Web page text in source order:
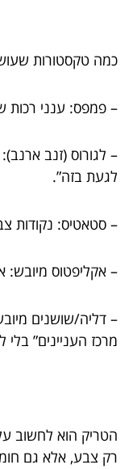
כמה טקסטורות
– פמפס: ענני רכות
– לגורוס (זנב
לגעת בזה”.
– סטאטיס: נקודות
– אקליפטוס מיובש:
– דליה/שושנים
מרכז העניינים” בלי
הטריק הוא לחשוב
רק צבע, אלא גם